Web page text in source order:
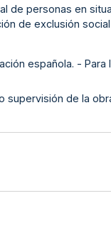
de personas en
de exclusión social
española. - Para
de la